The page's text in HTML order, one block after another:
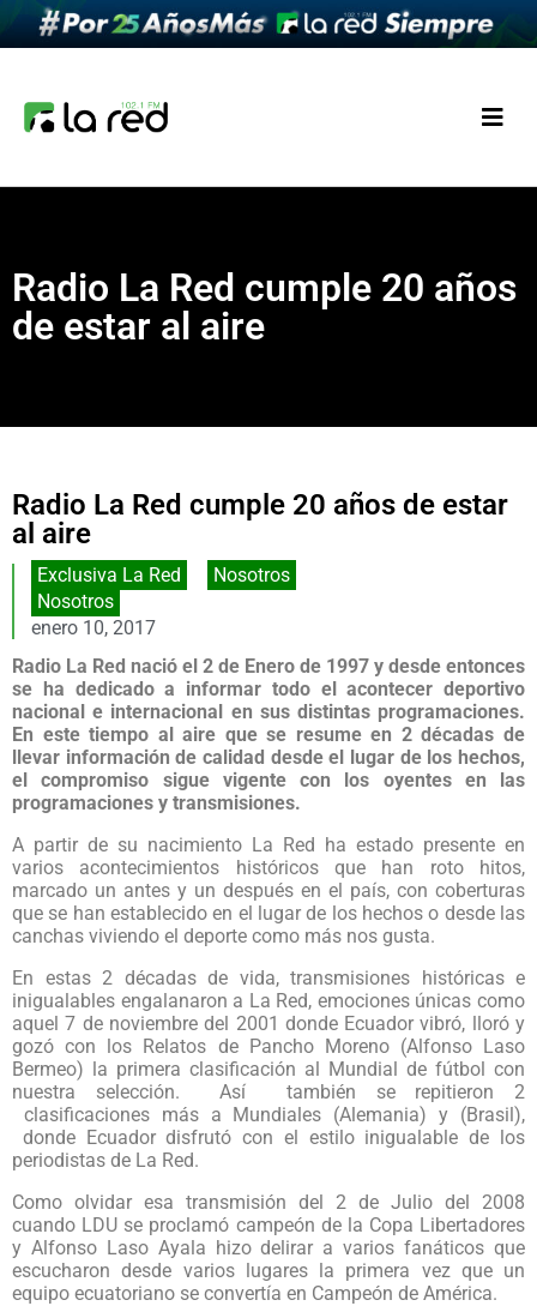
Radio La Red cumple 20 años
de estar al aire
Radio La Red cumple 20 años de estar
al aire
Exclusiva La Red
Nosotros
Nosotros
enero 10, 2017
Radio La Red nació el 2 de Enero de 1997 y desde entonces
se ha dedicado a informar todo el acontecer deportivo
nacional e internacional en sus distintas programaciones.
En este tiempo al aire que se resume en 2 décadas de
llevar información de calidad desde el lugar de los hechos,
el compromiso sigue vigente con los oyentes en las
programaciones y transmisiones.
A partir de su nacimiento La Red ha estado presente en
varios acontecimientos históricos que han roto hitos,
marcado un antes y un después en el país, con coberturas
que se han establecido en el lugar de los hechos o desde las
canchas viviendo el deporte como más nos gusta.
En estas 2 décadas de vida, transmisiones históricas e
inigualables engalanaron a La Red, emociones únicas como
aquel 7 de noviembre del 2001 donde Ecuador vibró, lloró y
gozó con los Relatos de Pancho Moreno (Alfonso Laso
Bermeo) la primera clasificación al Mundial de fútbol con
nuestra selección. Así también se repitieron 2
clasificaciones más a Mundiales (Alemania) y (Brasil),
donde Ecuador disfrutó con el estilo inigualable de los
periodistas de La Red.
Como olvidar esa transmisión del 2 de Julio del 2008
cuando LDU se proclamó campeón de la Copa Libertadores
y Alfonso Laso Ayala hizo delirar a varios fanáticos que
escucharon desde varios lugares la primera vez que un
equipo ecuatoriano se convertía en Campeón de América.